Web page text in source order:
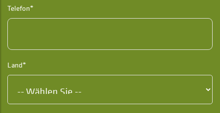
Telefon*
Land*